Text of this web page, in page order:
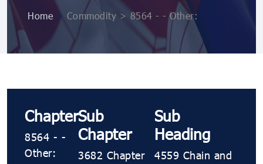
Home > Commodity > 8564 - - Other:
Chapter
8564 - -
Other:
Sub
Chapter
3682 Chapter
Sub
Heading
4559 Chain and